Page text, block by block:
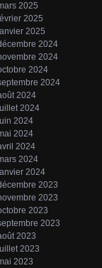
2025
2025
2025
2024
2024
2024
2024
2024
2024
2024
2024
2024
2024
2024
2023
2023
2023
2023
2023
2023
2023